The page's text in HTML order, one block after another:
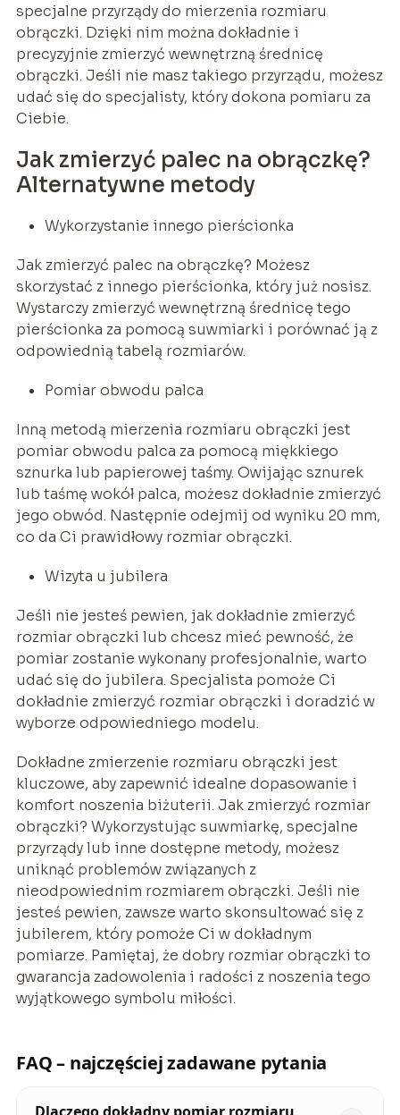
specjalne przyrządy do mierzenia rozmiaru
obrączki. Dzięki nim można dokładnie i
precyzyjnie zmierzyć wewnętrzną średnicę
obrączki. Jeśli nie masz takiego przyrządu, możesz
udać się do specjalisty, który dokona pomiaru za
Ciebie.
Jak zmierzyć palec na obrączkę?
Alternatywne metody
Wykorzystanie innego pierścionka
Jak zmierzyć palec na obrączkę? Możesz
skorzystać z innego pierścionka, który już nosisz.
Wystarczy zmierzyć wewnętrzną średnicę tego
pierścionka za pomocą suwmiarki i porównać ją z
odpowiednią tabelą rozmiarów.
Pomiar obwodu palca
Inną metodą mierzenia rozmiaru obrączki jest
pomiar obwodu palca za pomocą miękkiego
sznurka lub papierowej taśmy. Owijając sznurek
lub taśmę wokół palca, możesz dokładnie zmierzyć
jego obwód. Następnie odejmij od wyniku 20 mm,
co da Ci prawidłowy rozmiar obrączki.
Wizyta u jubilera
Jeśli nie jesteś pewien, jak dokładnie zmierzyć
rozmiar obrączki lub chcesz mieć pewność, że
pomiar zostanie wykonany profesjonalnie, warto
udać się do jubilera. Specjalista pomoże Ci
dokładnie zmierzyć rozmiar obrączki i doradzić w
wyborze odpowiedniego modelu.
Dokładne zmierzenie rozmiaru obrączki jest
kluczowe, aby zapewnić idealne dopasowanie i
komfort noszenia biżuterii. Jak zmierzyć rozmiar
obrączki? Wykorzystując suwmiarkę, specjalne
przyrządy lub inne dostępne metody, możesz
uniknąć problemów związanych z
nieodpowiednim rozmiarem obrączki. Jeśli nie
jesteś pewien, zawsze warto skonsultować się z
jubilerem, który pomoże Ci w dokładnym
pomiarze. Pamiętaj, że dobry rozmiar obrączki to
gwarancja zadowolenia i radości z noszenia tego
wyjątkowego symbolu miłości.
FAQ – najczęściej zadawane pytania